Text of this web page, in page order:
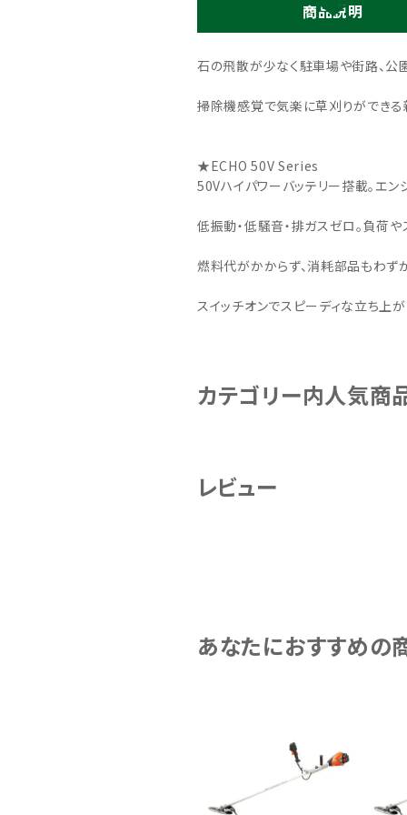
商品説明
石の飛散が少なく駐車場や街路、公
掃除機感覚で気楽に草刈りができる
★ECHO 50V Series
50Vハイパワーバッテリー搭載。エ
低振動・低騒音・排ガスゼロ。負荷
燃料代がかからず、消耗部品もわず
スイッチオンでスピーディな立ち上
カテゴリー内人気商
レビュー
あなたにおすすめの